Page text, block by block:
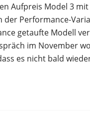
Aufpreis Model 3
Performance-
getaufte Modell
im November
es nicht bald